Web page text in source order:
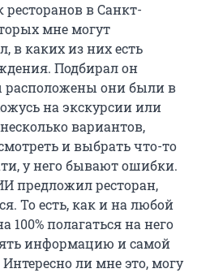
в Санкт-
мне могут
в каких из них есть
Подбирал он
расположены они были в
на экскурсии или
вариантов,
и выбрать что-то
у него бывают ошибки.
предложил ресторан,
То есть, как и на любой
100% полагаться на него
информацию и самой
ли мне это, могу